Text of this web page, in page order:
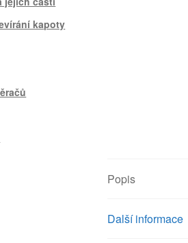
Popis
Další informace
kapoty